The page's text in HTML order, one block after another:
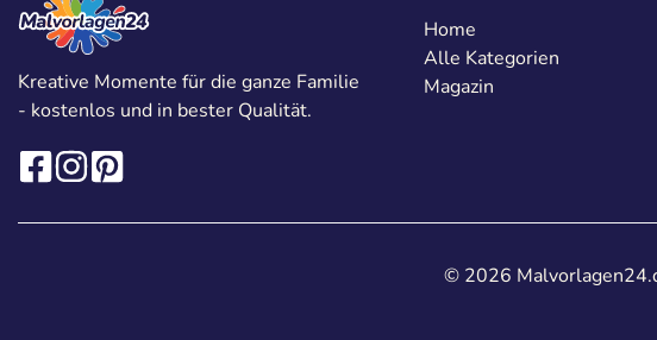
Kreative Momente für die ganze Familie
- kostenlos und in bester Qualität.
Home
Alle Kategorien
Magazin
© 2026